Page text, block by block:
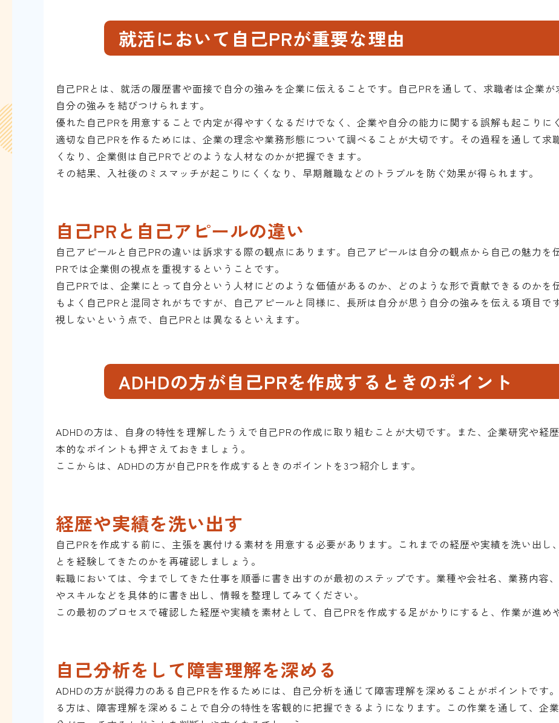
就活において自己PRが重要な理由
自己PRとは、就活の履歴書や面接で自分の強みを企業に伝えることです。自己PRを通して、求職者は企業が
自分の強みを結びつけられます。
優れた自己PRを用意することで内定が得やすくなるだけでなく、企業や自分の能力に関する誤解も起こりに
適切な自己PRを作るためには、企業の理念や業務形態について調べることが大切です。その過程を通して求
くなり、企業側は自己PRでどのような人材なのかが把握できます。
その結果、入社後のミスマッチが起こりにくくなり、早期離職などのトラブルを防ぐ効果が得られます。
自己PRと自己アピールの違い
自己アピールと自己PRの違いは訴求する際の観点にあります。自己アピールは自分の観点から自己の魅力を
PRでは企業側の視点を重視するということです。
自己PRでは、企業にとって自分という人材にどのような価値があるのか、どのような形で貢献できるのかを
もよく自己PRと混同されがちですが、自己アピールと同様に、長所は自分が思う自分の強みを伝える項目で
視しないという点で、自己PRとは異なるといえます。
ADHDの方が自己PRを作成するときのポイント
ADHDの方は、自身の特性を理解したうえで自己PRの作成に取り組むことが大切です。また、企業研究や経
本的なポイントも押さえておきましょう。
ここからは、ADHDの方が自己PRを作成するときのポイントを3つ紹介します。
経歴や実績を洗い出す
自己PRを作成する前に、主張を裏付ける素材を用意する必要があります。これまでの経歴や実績を洗い出し
とを経験してきたのかを再確認しましょう。
転職においては、今までしてきた仕事を順番に書き出すのが最初のステップです。業種や会社名、業務内容
やスキルなどを具体的に書き出し、情報を整理してみてください。
この最初のプロセスで確認した経歴や実績を素材として、自己PRを作成する足がかりにすると、作業が進め
自己分析をして障害理解を深める
ADHDの方が説得力のある自己PRを作るためには、自己分析を通じて障害理解を深めることがポイントです
る方は、障害理解を深めることで自分の特性を客観的に把握できるようになります。この作業を通して、企